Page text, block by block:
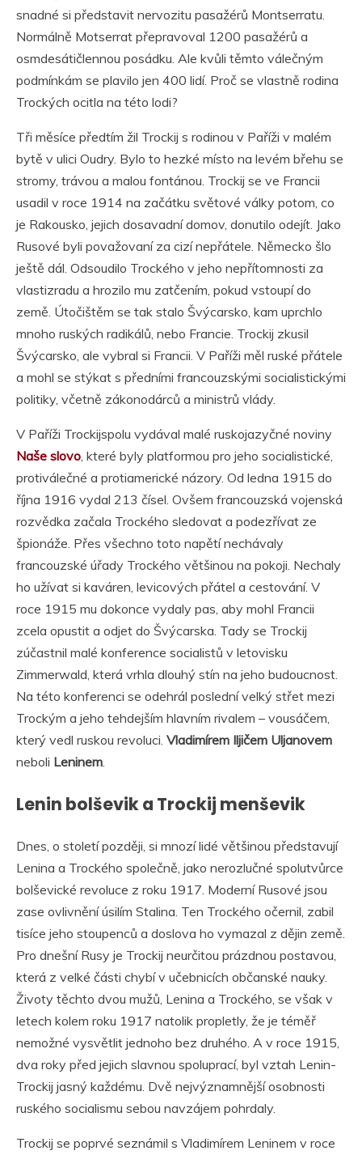
snadné si představit nervozitu pasažérů Montserratu.
Normálně Motserrat přepravoval 1200 pasažérů a
osmdesátičlennou posádku. Ale kvůli těmto válečným
podmínkám se plavilo jen 400 lidí. Proč se vlastně rodina
Trockých ocitla na této lodi?
Tři měsíce předtím žil Trockij s rodinou v Paříži v malém
bytě v ulici Oudry. Bylo to hezké místo na levém břehu se
stromy, trávou a malou fontánou. Trockij se ve Francii
usadil v roce 1914 na začátku světové války potom, co
je Rakousko, jejich dosavadní domov, donutilo odejít. Jako
Rusové byli považovaní za cizí nepřátele. Německo šlo
ještě dál. Odsoudilo Trockého v jeho nepřítomnosti za
vlastizradu a hrozilo mu zatčením, pokud vstoupí do
země. Útočištěm se tak stalo Švýcarsko, kam uprchlo
mnoho ruských radikálů, nebo Francie. Trockij zkusil
Švýcarsko, ale vybral si Francii. V Paříži měl ruské přátele
a mohl se stýkat s předními francouzskými socialistickými
politiky, včetně zákonodárců a ministrů vlády.
V Paříži Trockijspolu vydával malé ruskojazyčné noviny
Naše slovo, které byly platformou pro jeho socialistické,
protiválečné a protiamerické názory. Od ledna 1915 do
října 1916 vydal 213 čísel. Ovšem francouzská vojenská
rozvědka začala Trockého sledovat a podezřívat ze
špionáže. Přes všechno toto napětí nechávaly
francouzské úřady Trockého většinou na pokoji. Nechaly
ho užívat si kaváren, levicových přátel a cestování. V
roce 1915 mu dokonce vydaly pas, aby mohl Francii
zcela opustit a odjet do Švýcarska. Tady se Trockij
zúčastnil malé konference socialistů v letovisku
Zimmerwald, která vrhla dlouhý stín na jeho budoucnost.
Na této konferenci se odehrál poslední velký střet mezi
Trockým a jeho tehdejším hlavním rivalem – vousáčem,
který vedl ruskou revoluci. Vladimírem Iljičem Uljanovem
neboli Leninem.
Lenin bolševik a Trockij menševik
Dnes, o století později, si mnozí lidé většinou představují
Lenina a Trockého společně, jako nerozlučné spolutvůrce
bolševické revoluce z roku 1917. Moderní Rusové jsou
zase ovlivnění úsilím Stalina. Ten Trockého očernil, zabil
tisíce jeho stoupenců a doslova ho vymazal z dějin země.
Pro dnešní Rusy je Trockij neurčitou prázdnou postavou,
která z velké části chybí v učebnicích občanské nauky.
Životy těchto dvou mužů, Lenina a Trockého, se však v
letech kolem roku 1917 natolik propletly, že je téměř
nemožné vysvětlit jednoho bez druhého. A v roce 1915,
dva roky před jejich slavnou spoluprací, byl vztah Lenin-
Trockij jasný každému. Dvě nejvýznamnější osobnosti
ruského socialismu sebou navzájem pohrdaly.
Trockij se poprvé seznámil s Vladimírem Leninem v roce